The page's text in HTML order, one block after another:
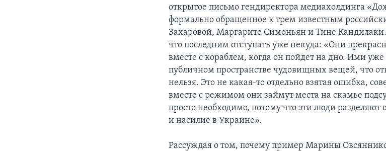
открытое письмо гендиректора медиахолдинга
формально обращенное к трем известным
Захаровой, Маргарите Симоньян и Тине
что последним отступать уже некуда: «Они
вместе с кораблем, когда он пойдет на дно. Ими уже
публичном пространстве чудовищных вещей, что
нельзя. Это не какая-то отдельно взятая ошибка,
вместе с режимом они займут места на скамье
просто необходимо, потому что эти люди разделяют
и насилие в Украине».
Рассуждая о том, почему пример Марины